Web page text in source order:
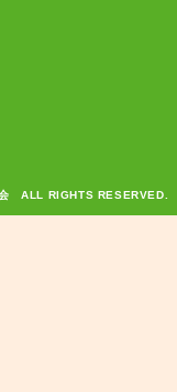
ALL RIGHTS RESERVED.